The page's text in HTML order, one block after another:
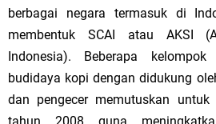
berbagai negara termasuk di
membentuk SCAI atau AKSI
Indonesia). Beberapa
budidaya kopi dengan didukung
dan pengecer memutuskan untuk